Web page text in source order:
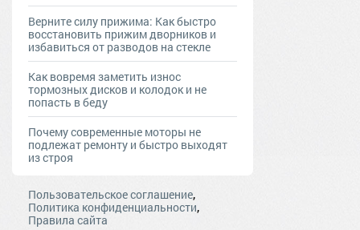
Верните силу прижима: Как быстро
восстановить прижим дворников и
избавиться от разводов на стекле
Как вовремя заметить износ
тормозных дисков и колодок и не
попасть в беду
Почему современные моторы не
подлежат ремонту и быстро выходят
из строя
Пользовательское соглашение,
Политика конфиденциальности,
Правила сайта